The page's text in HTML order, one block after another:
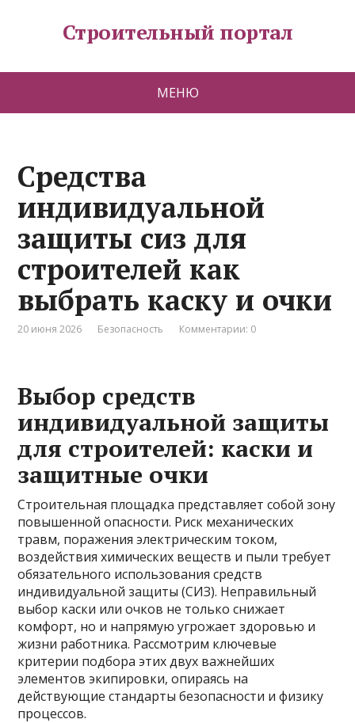
Строительный портал
МЕНЮ
Средства
индивидуальной
защиты сиз для
строителей как
выбрать каску и очки
20 июня 2026 Безопасность Комментарии: 0
Выбор средств
индивидуальной защиты
для строителей: каски и
защитные очки
Строительная площадка представляет собой зону
повышенной опасности. Риск механических
травм, поражения электрическим током,
воздействия химических веществ и пыли требует
обязательного использования средств
индивидуальной защиты (СИЗ). Неправильный
выбор каски или очков не только снижает
комфорт, но и напрямую угрожает здоровью и
жизни работника. Рассмотрим ключевые
критерии подбора этих двух важнейших
элементов экипировки, опираясь на
действующие стандарты безопасности и физику
процессов.